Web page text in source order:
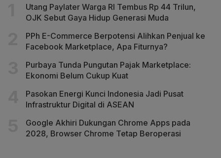
Utang Paylater Warga RI Tembus Rp 44 Trilun,
OJK Sebut Gaya Hidup Generasi Muda
PPh E-Commerce Berpotensi Alihkan Penjual ke
Facebook Marketplace, Apa Fiturnya?
Purbaya Tunda Pungutan Pajak Marketplace:
Ekonomi Belum Cukup Kuat
Pasokan Energi Kunci Indonesia Jadi Pusat
Infrastruktur Digital di ASEAN
Google Akhiri Dukungan Chrome Apps pada
2028, Browser Chrome Tetap Beroperasi